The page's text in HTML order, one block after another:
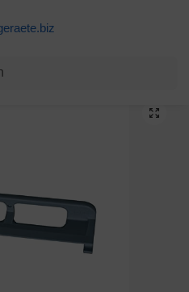
Korbgriff Halter Griff Handgriff für Drahtkorb Korb für Gefriertruhe Gefrierautomaten ORIGINAL Liebherr 7412715